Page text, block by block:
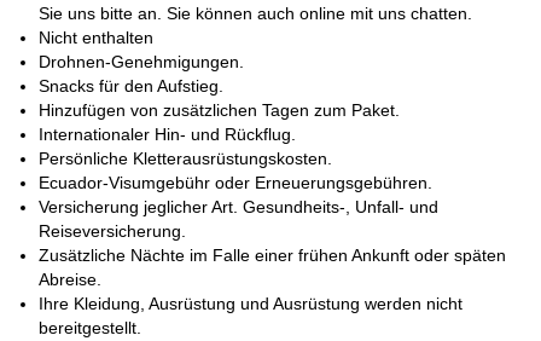
Sie uns bitte an. Sie können auch online mit uns chatten.
Nicht enthalten
Drohnen-Genehmigungen.
Snacks für den Aufstieg.
Hinzufügen von zusätzlichen Tagen zum Paket.
Internationaler Hin- und Rückflug.
Persönliche Kletterausrüstungskosten.
Ecuador-Visumgebühr oder Erneuerungsgebühren.
Versicherung jeglicher Art. Gesundheits-, Unfall- und
Reiseversicherung.
Zusätzliche Nächte im Falle einer frühen Ankunft oder späten
Abreise.
Ihre Kleidung, Ausrüstung und Ausrüstung werden nicht
bereitgestellt.